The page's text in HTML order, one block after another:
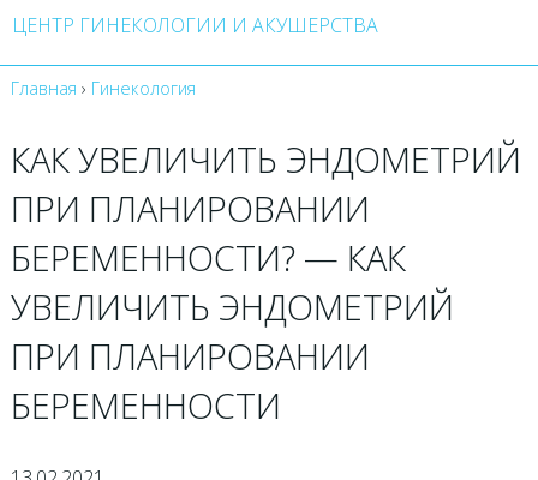
ЦЕНТР ГИНЕКОЛОГИИ И АКУШЕРСТВА
Главная › Гинекология
КАК УВЕЛИЧИТЬ ЭНДОМЕТРИЙ
ПРИ ПЛАНИРОВАНИИ
БЕРЕМЕННОСТИ? — КАК
УВЕЛИЧИТЬ ЭНДОМЕТРИЙ
ПРИ ПЛАНИРОВАНИИ
БЕРЕМЕННОСТИ